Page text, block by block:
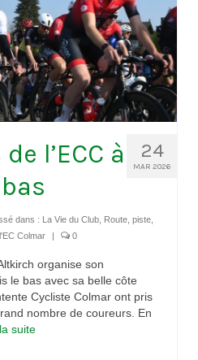
24
MAR 2026
l’ECC à
dans : La Vie du Club, Route, piste,
Colmar 0
organise son
le bas avec sa belle côte
Cycliste Colmar ont pris
nombre de coureurs. En
suite­­